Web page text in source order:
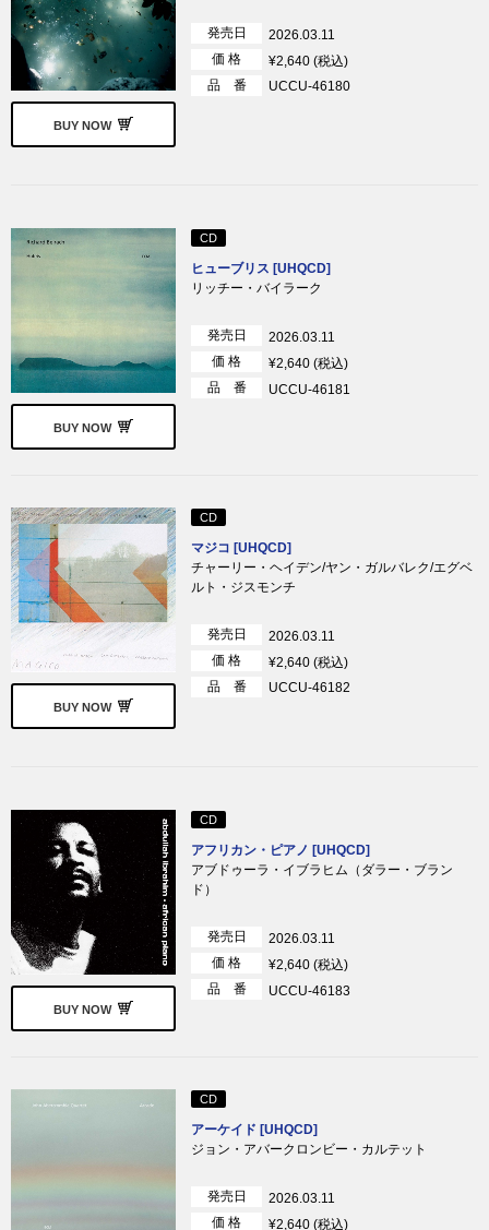
BUY NOW
発売日
2026.03.11
価 格
¥2,640 (税込)
品 番
UCCU-46180
BUY NOW
CD
ヒューブリス [UHQCD]
リッチー・バイラーク
発売日
2026.03.11
価 格
¥2,640 (税込)
品 番
UCCU-46181
BUY NOW
CD
マジコ [UHQCD]
チャーリー・ヘイデン/ヤン・ガルバレク/エグベ
ルト・ジスモンチ
発売日
2026.03.11
価 格
¥2,640 (税込)
品 番
UCCU-46182
BUY NOW
CD
アフリカン・ピアノ [UHQCD]
アブドゥーラ・イブラヒム（ダラー・ブラン
ド）
発売日
2026.03.11
価 格
¥2,640 (税込)
品 番
UCCU-46183
CD
アーケイド [UHQCD]
ジョン・アバークロンビー・カルテット
発売日
2026.03.11
価 格
¥2,640 (税込)